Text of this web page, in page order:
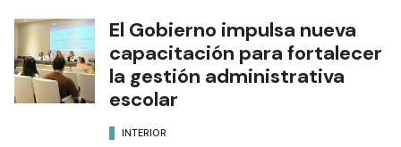
El Gobierno impulsa nueva
capacitación para fortalecer
la gestión administrativa
escolar
INTERIOR